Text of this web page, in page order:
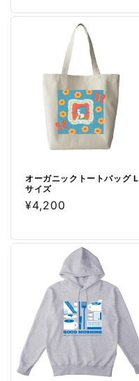
価
オーガニックトートバッグ L
サイズ
通
価
¥4,200